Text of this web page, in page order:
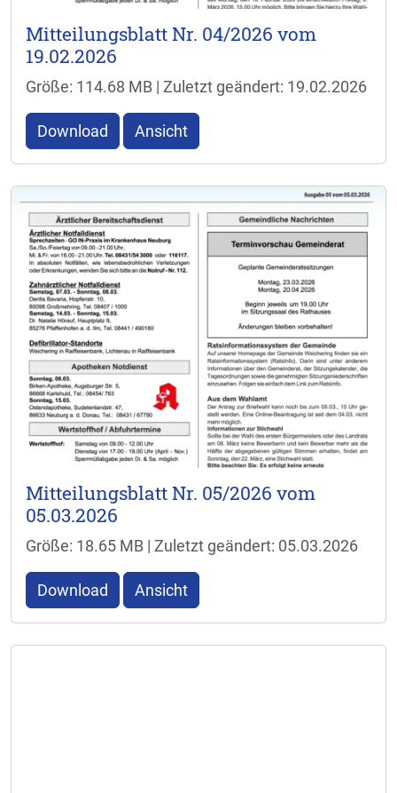
Mitteilungsblatt Nr. 04/2026 vom
19.02.2026
Größe: 114.68 MB | Zuletzt geändert: 19.02.2026
Download Ansicht
Mitteilungsblatt Nr. 05/2026 vom
05.03.2026
Größe: 18.65 MB | Zuletzt geändert: 05.03.2026
Download Ansicht